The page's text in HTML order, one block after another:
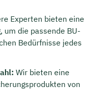
Experten bieten eine
um die passende BU-
Bedürfnisse jedes
Wir bieten eine
von